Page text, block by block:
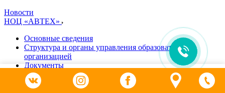
Новости
НОЦ «АВТЕХ»
Основные сведения
Структура и органы управления образовательной
организацией
Документы
Образование
Руководство. Педагогический (научно-педагогический)
Каталог
Сравнение
Избранное Контакты